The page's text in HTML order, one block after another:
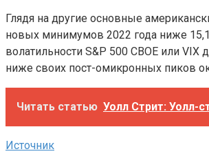
Глядя на другие основные
новых минимумов 2022 года ниже
волатильности S&P 500 CBOE или
ниже своих пост-омикронных пиков
Читать статью Уолл Стрит: Уолл-
Источник